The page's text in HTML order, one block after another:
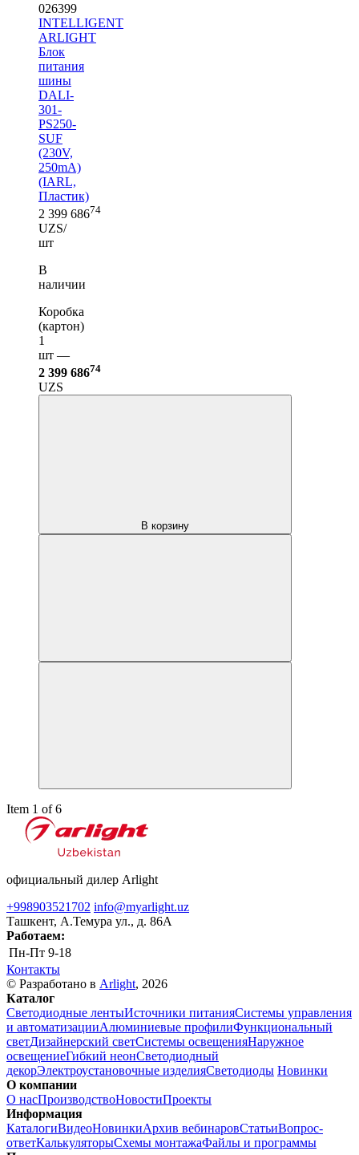
026399
INTELLIGENT
ARLIGHT
Блок
питания
шины
DALI-
301-
PS250-
SUF
(230V,
250mA)
(IARL,
Пластик)
2 399 68674
UZS/
шт
В
наличии
Коробка
(картон)
1
шт —
2 399 68674
UZS
В корзину
Item 1 of 6
официальный дилер Arlight
+998903521702 info@myarlight.uz
Ташкент, А.Темура ул., д. 86А
Работаем:
Пн-Пт 9-18
Контакты
© Разработано в Arlight, 2026
Каталог
Светодиодные лентыИсточники питанияСистемы управления
и автоматизацииАлюминиевые профилиФункциональный
светДизайнерский светСистемы освещенияНаружное
освещениеГибкий неонСветодиодный
декорЭлектроустановочные изделияСветодиоды Новинки
О компании
О насПроизводствоНовостиПроекты
Информация
КаталогиВидеоНовинкиАрхив вебинаровСтатьиВопрос-
ответКалькуляторыСхемы монтажаФайлы и программы